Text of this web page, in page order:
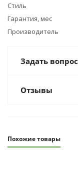
Стиль
Гарантия, мес
Производитель
Задать вопрос
Отзывы
Похожие товары